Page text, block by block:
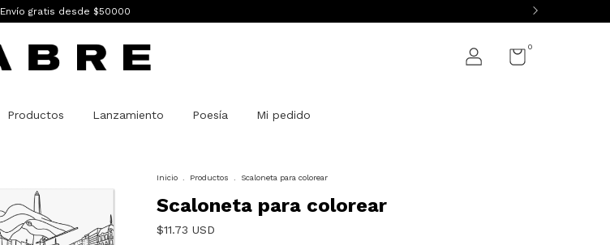
Envío gratis desde $50000
0
Productos Lanzamiento Poesía Mi pedido
Inicio Productos Scaloneta para colorear
Scaloneta para colorear
$11.73 USD